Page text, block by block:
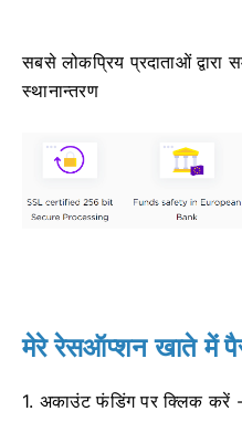
सबसे लोकप्रिय प्रदाताओं द्वारा
स्थानान्तरण
मेरे रेसऑप्शन खाते में
1. अकाउंट फंडिंग पर क्लिक करें